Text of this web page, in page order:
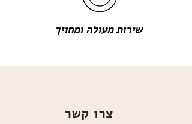
שירות מעולה ומחויך
צרו קשר